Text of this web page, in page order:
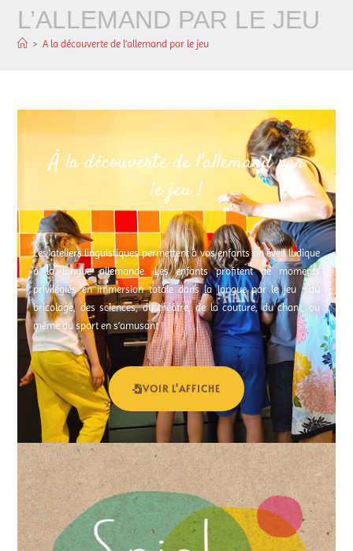
L’ALLEMAND PAR LE JEU
> A la découverte de l’allemand par le jeu
À la découverte de l'allemand par
le jeu !
Les ateliers linguistiques permettent à vos enfants un éveil ludique
à la langue allemande. Les enfants profitent de moments
privilégiés en immersion totale dans la langue par le jeu : du
bricolage, des sciences, du théâtre, de la couture, du chant, ou
même du sport en s’amusant !
VOIR L'AFFICHE